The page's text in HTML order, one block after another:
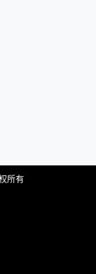
所有